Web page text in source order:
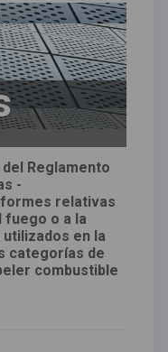
Reglamento
-
relativas
o a la
en la
categorías de
combustible